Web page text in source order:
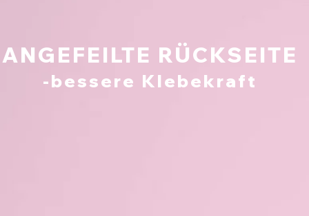
ANGEFEILTE RÜCKSEITE
-bessere Klebekraft